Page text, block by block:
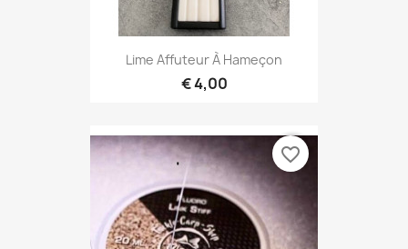
Lime Affuteur À Hameçon
€ 4,00
favorite_border